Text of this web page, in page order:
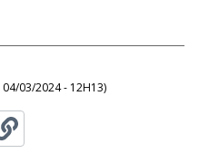
04/03/2024 - 12H13)